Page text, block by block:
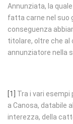
Annunziata, la
fatta carne nel suo
conseguenza
titolare, oltre che al
annunziatore nella
[1]
Tra i vari esempi
a Canosa, databile
interezza, della